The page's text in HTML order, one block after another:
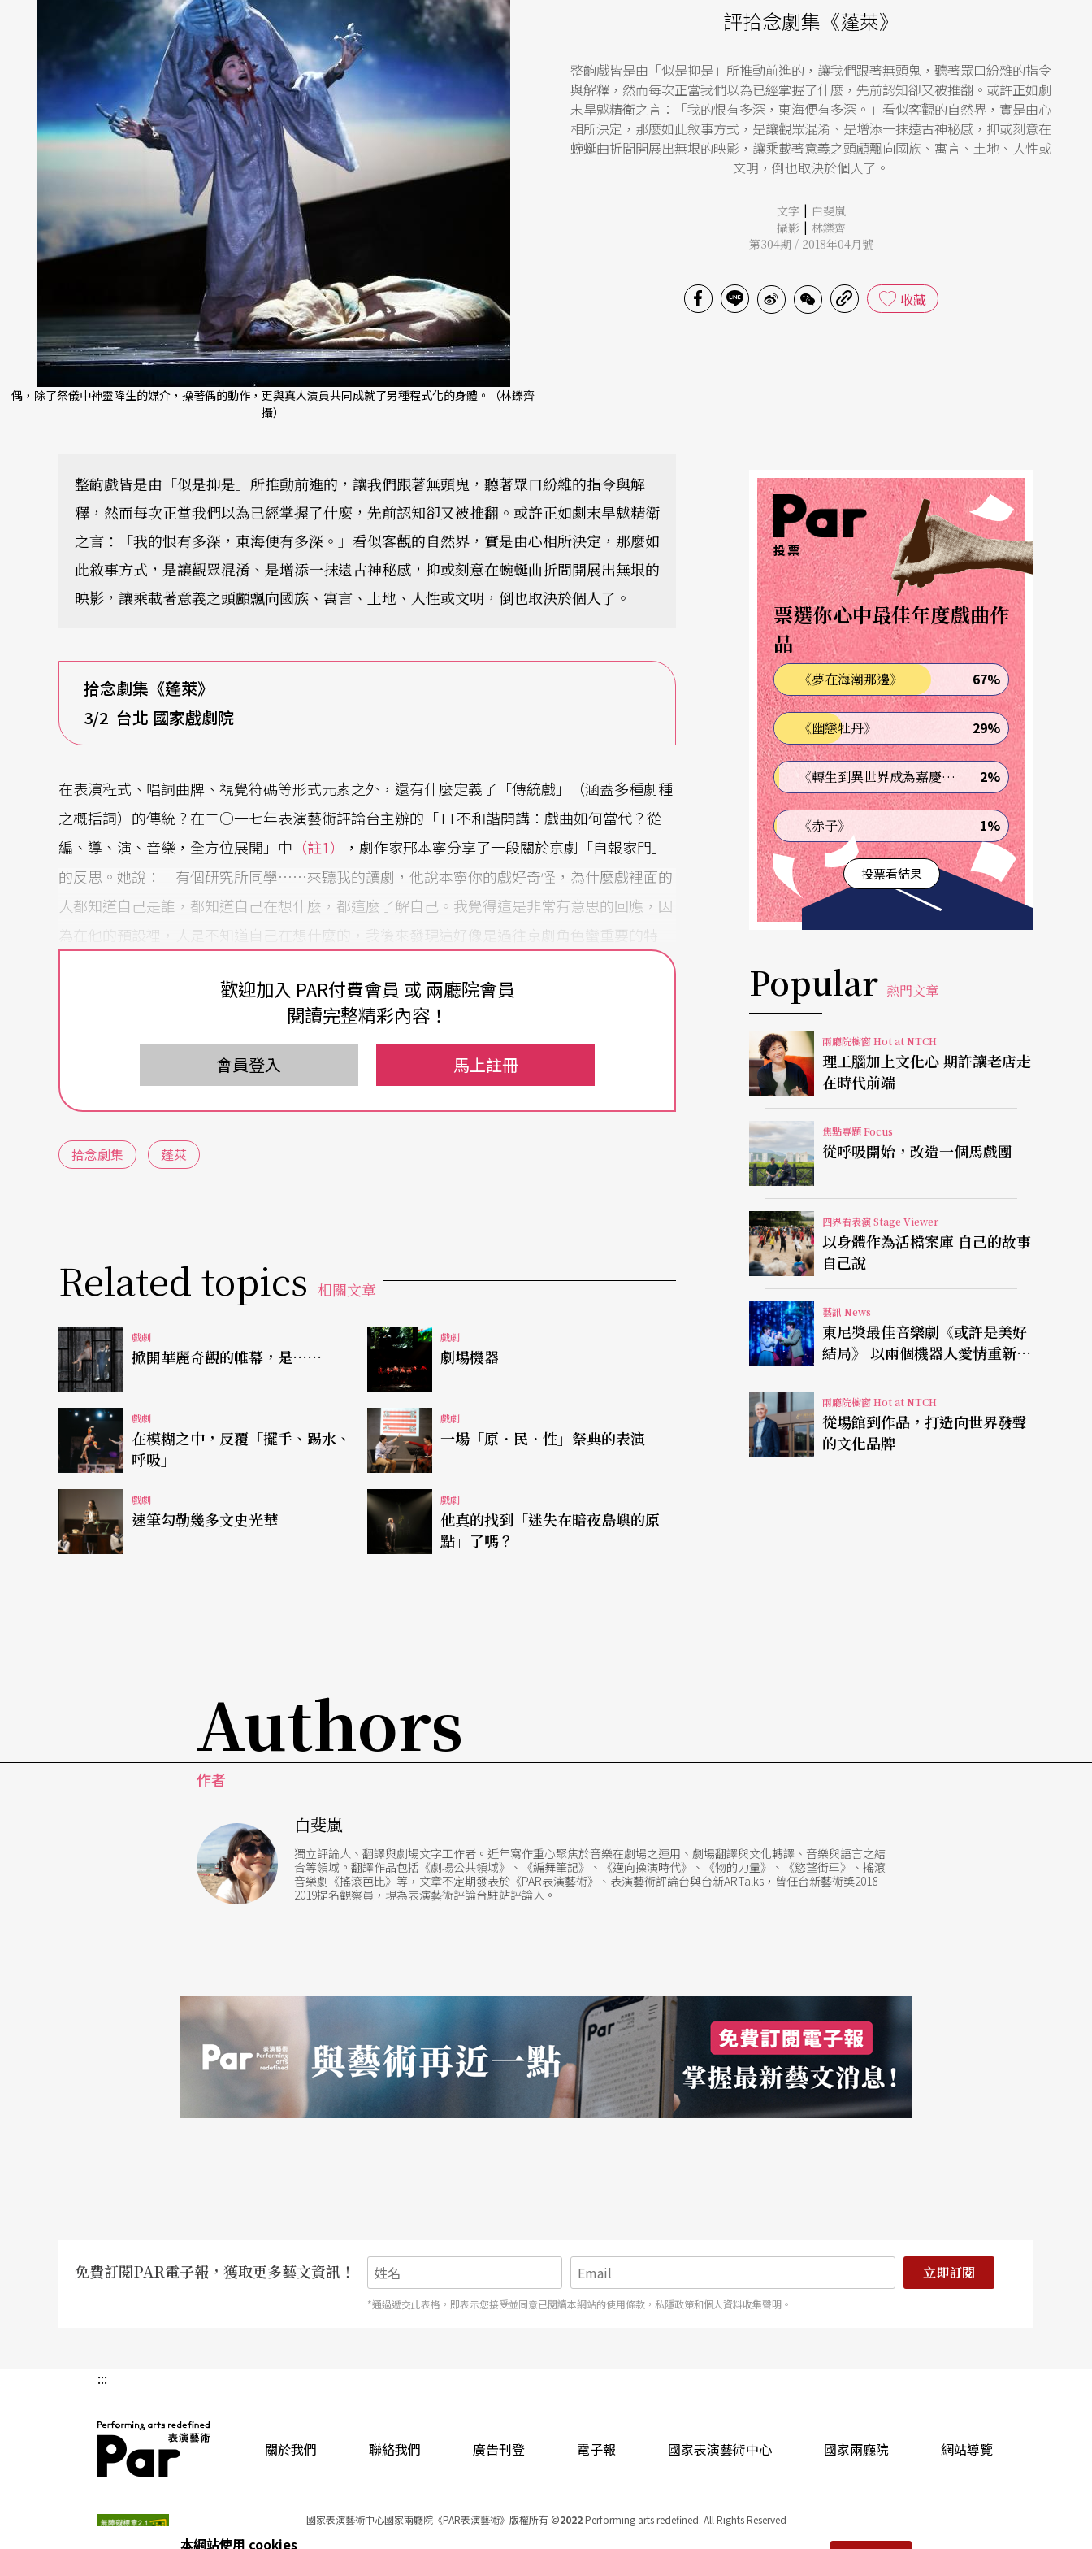
偶，除了祭儀中神靈降生的媒介，操著偶的動作，更與真人演員共同成就了另種程式化的身體。（林鑠齊
攝）
評拾念劇集《蓬萊》
整齣戲皆是由「似是抑是」所推動前進的，讓我們跟著無頭鬼，聽著眾口紛雜的指令
與解釋，然而每次正當我們以為已經掌握了什麼，先前認知卻又被推翻。或許正如劇
末旱魃精衛之言：「我的恨有多深，東海便有多深。」看似客觀的自然界，實是由心
相所決定，那麼如此敘事方式，是讓觀眾混淆、是增添一抹遠古神秘感，抑或刻意在
蜿蜒曲折間開展出無垠的映影，讓乘載著意義之頭顱飄向國族、寓言、土地、人性或
文明，倒也取決於個人了。
文字 | 白斐嵐
攝影 | 林鑠齊
第304期 / 2018年04月號
收藏
整齣戲皆是由「似是抑是」所推動前進的，讓我們跟著無頭鬼，聽著眾口紛雜的指令與解
釋，然而每次正當我們以為已經掌握了什麼，先前認知卻又被推翻。或許正如劇末旱魃精衛
之言：「我的恨有多深，東海便有多深。」看似客觀的自然界，實是由心相所決定，那麼如
此敘事方式，是讓觀眾混淆、是增添一抹遠古神秘感，抑或刻意在蜿蜒曲折間開展出無垠的
映影，讓乘載著意義之頭顱飄向國族、寓言、土地、人性或文明，倒也取決於個人了。
拾念劇集 《蓬萊》
3/2 台北 國家戲劇院
在表演程式、唱詞曲牌、視覺符碼等形式元素之外，還有什麼定義了「傳統戲」（涵蓋多種劇種
之概括詞）的傳統？在二○一七年表演藝術評論台主辦的「TT不和諧開講：戲曲如何當代？從
編、導、演、音樂，全方位展開」中 （註1）
，劇作家邢本寧分享了一段關於京劇「自報家門」
的反思。她說：「有個研究所同學……來聽我的讀劇，他說本寧你的戲好奇怪，為什麼戲裡面的
人都知道自己是誰，都知道自己在想什麼，都這麼了解自己。我覺得這是非常有意思的回應，因
為在他的預設裡，人是不知道自己在想什麼的，我後來發現這好像是過往京劇角色蠻重要的特
》的舞台上，看見無頭鬼醒來時發現自己置身於鬼島花園，不知道自己是誰，不知道自己為何
在此地，不知道要往何處去；這一刻，儘管台上種種無一不貼近我們所認知的傳統戲，卻似有什
任何文化與美學之革新，一定都是對於既有之物的回應。打著「南北管音樂劇」名號的《蓬
壁壘分明，卻又不得不擁抱彼此以延續生命（也可以「音樂」置換劇場）、在西方之外另闢戲樂
肉身的《蓬萊》，至此彷彿成了被異化的客體。《蓬萊》真正的價
徵博引，而是它如何在舞台上回應著台灣劇場現況，且實現了某種繁中有簡，簡又見無垠的境
地。
拆解後重組的傳統符碼 人與偶映照出多重意義
傳統戲的革新在台灣已不算是新鮮事，有新編京劇搭配交響樂，還可重新演繹西方經典，有豫劇
莎士比亞，更別提自胡撇仔戲傳承下來的歌仔戲混搭傳統，加上寶塚、美聲音樂劇、爵士、搖滾
鬼般失去了可明確辨識的臉孔；在此同時，卻又像四面軒轅般以各種化身再現。像是編導李易修
結合閩南語、客家話、蘇州話與廣東話所創造的全新語言，仔細一聽卻還可聽見各自獨特的發
致）。正是在演員身上紮實的功，讓這齣嶄露龐大野心的製作，卻一點也不顯得虛浮。
毫無違和感的舉手投足，在人偶之間更是搶眼。偶，除了祭儀中神靈降生的媒介，操著偶的動
作，更與真人演員共同成就了另種程式化的身體。如節目單所言：「梨園戲的身段直接摹仿『懸
絲傀儡』，充滿了『非人』的質感，活脫脫是異世界之神靈的可能形象。」事實上，在各國傳統
偶戲中，屢次可見偶的身形服飾、動作姿態，活脫脫模擬著真人演員的表演風格。無論孰先孰
後，人與偶成了各自身體語彙之映照。於是，眾人／神帶著面具上場，唯一無「偶」的，正是失
落神話世界的無頭鬼。偶，竟也成了身分的隱喻了。演員因而得以隱身在不同的面具／偶底下，
若說《蓬萊》形式化繁為簡（此處非指簡約美學，而是讓紛雜元素毫無違和地共存於舞台上的世
界），看似簡單的故事卻被說得撲朔迷離。自《山海經》取材的人物原型，恰好因原典之斷簡殘
章得到寬廣的發展空間。簡而言之，花園女神的鬼島之心被軒轅用計偷去，女神來到神州大開殺
戒，諸神變作神尸，軒轅的頭也落入東海，成為貫串全劇的無頭鬼，在花園泥鬼雲鬼的哄騙慫恿
過去和當下，未來亦等待開展」（註3））。像是舞台燈光刻意將色光分解相疊，又如開場曲
（註4）──兩者恰恰突顯了劇中各自獨立卻又彼此堆
跟著無頭鬼，聽著眾口紛雜的指令與解釋，然而每次正當我們以為已經掌握了什麼，先前認知卻
又被推翻。或許正如劇末旱魃精衛之言：「我的恨有多深，東海便有多深。」看似客觀的自然
界，實是由心相所決定，那麼如此敘事方式，是讓觀眾混淆、是增添一抹遠古神秘感，抑或刻意
在蜿蜒曲折間開展出無垠的映影，讓乘載著意義之頭顱飄向國族、寓言、土地、人性或文明，倒
歡迎加入 PAR付費會員 或 兩廳院會員
閱讀完整精彩內容！
會員登入 馬上註冊
拾念劇集 蓬萊
Related topics 相關文章
戲劇
掀開華麗奇觀的帷幕，是……
戲劇
劇場機器
戲劇
在模糊之中，反覆「擺手、踢水、
呼吸」
戲劇
一場「原．民．性」祭典的表演
戲劇
速筆勾勒幾多文史光華
戲劇
他真的找到「迷失在暗夜島嶼的原
點」了嗎？
投票
票選你心中最佳年度戲曲作
品
《夢在海潮那邊》 67%
《幽戀牡丹》 29%
《轉生到異世界成為嘉慶君—發現我的祖先是詐騙集團!?》 2%
《赤子》 1%
投票看結果
Popular 熱門文章
兩廳院櫥窗 Hot at NTCH
理工腦加上文化心 期許讓老店走
在時代前端
焦點專題 Focus
從呼吸開始，改造一個馬戲團
四界看表演 Stage Viewer
以身體作為活檔案庫 自己的故事
自己說
藝訊 News
東尼獎最佳音樂劇《或許是美好
結局》 以兩個機器人愛情重新凝
視有限人生
兩廳院櫥窗 Hot at NTCH
從場館到作品，打造向世界發聲
的文化品牌
Authors
作者
白斐嵐
獨立評論人、翻譯與劇場文字工作者。近年寫作重心聚焦於音樂在劇場之運用、劇場翻譯與文化轉譯、音樂與語言之結
合等領域。翻譯作品包括《劇場公共領域》、《編舞筆記》、《邁向操演時代》、《物的力量》、《慾望街車》、搖滾
音樂劇《搖滾芭比》等，文章不定期發表於《PAR表演藝術》、表演藝術評論台與台新ARTalks，曾任台新藝術獎2018-
2019提名觀察員，現為表演藝術評論台駐站評論人。
免費訂閱PAR電子報，獲取更多藝文資訊！ 立即訂閱
*通過遞交此表格，即表示您接受並同意已閱讀本網站的使用條款，私隱政策和個人資料收集聲明。
:::
關於我們 聯絡我們 廣告刊登 電子報 國家表演藝術中心 國家兩廳院 網站導覽
國家表演藝術中心國家兩廳院《PAR表演藝術》版權所有©2022Performing arts redefined. All Rights Reserved
本網站使用 cookies